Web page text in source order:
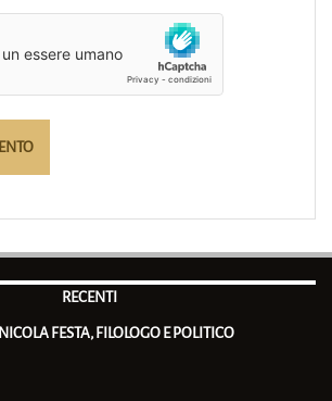
RECENTI
NICOLA FESTA, FILOLOGO E POLITICO